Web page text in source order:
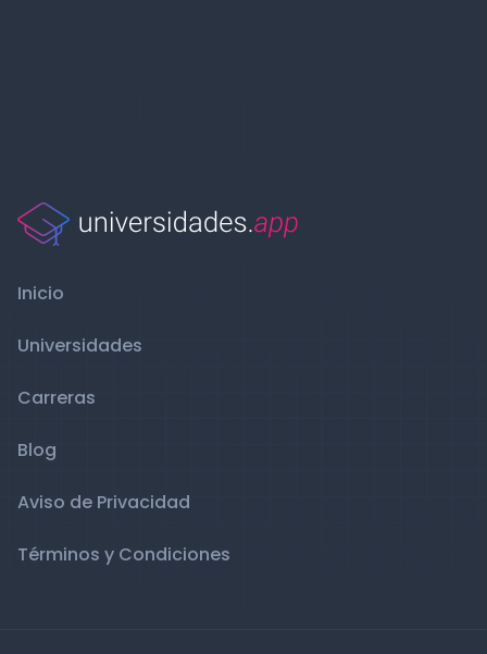
Inicio
Universidades
Carreras
Blog
Aviso de Privacidad
Términos y Condiciones